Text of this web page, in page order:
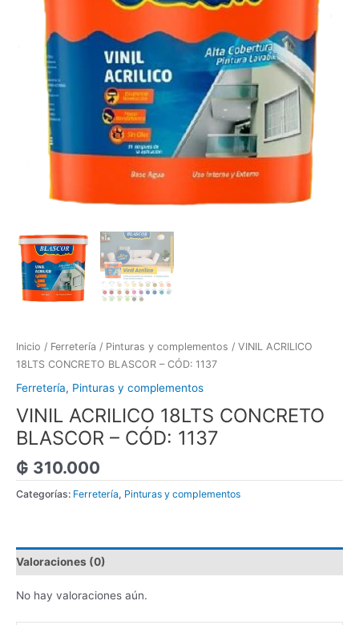
Inicio / Ferretería / Pinturas y complementos / VINIL ACRILICO
18LTS CONCRETO BLASCOR – CÓD: 1137
Ferretería, Pinturas y complementos
VINIL ACRILICO 18LTS CONCRETO
BLASCOR – CÓD: 1137
₲ 310.000
Categorías: Ferretería, Pinturas y complementos
Valoraciones (0)
No hay valoraciones aún.